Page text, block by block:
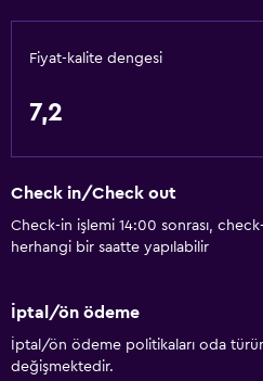
Çamaşır yıkama tesisleri
Çamaşırhane
Restoran
Bar/Lounge
Depo
Fiyat-kalite dengesi
7,2
Check in/Check out
Check-in işlemi 14:00 sonrası,
herhangi bir saatte yapılabilir
İptal/ön ödeme
İptal/ön ödeme politikaları oda
değişmektedir.